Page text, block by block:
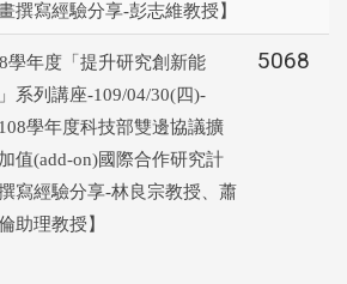
撰寫經驗分享-彭志維教授】
學年度「提升研究創新能
系列講座-109/04/30(四)-
108學年度科技部雙邊協議擴
值(add-on)國際合作研究計
寫經驗分享-林良宗教授、蕭
助理教授】
5068